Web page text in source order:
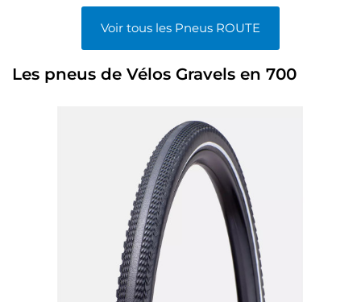
Voir tous les Pneus ROUTE
Les pneus de Vélos Gravels en 700